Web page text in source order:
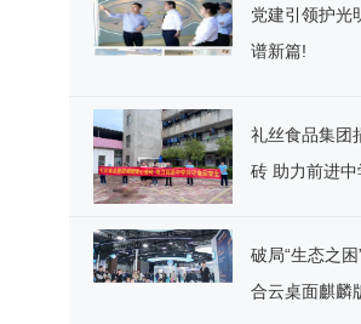
党建引领护光
谱新篇!
礼丝食品集团
砖 助力前进
破局“生态之
合云桌面麒麟